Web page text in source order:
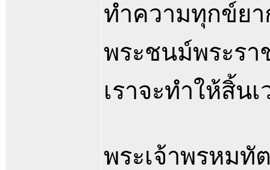
ทำความทุกข์ยา
พระชนม์พระรา
เราจะทำให้สิ้น
พระเจ้าพรหมทั